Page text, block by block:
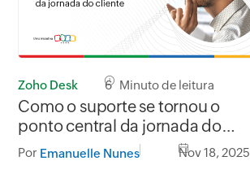
Zoho Desk 6 Minuto de leitura
Como o suporte se tornou o
ponto central da jornada do
cliente
Por Emanuelle Nunes Nov 18, 2025